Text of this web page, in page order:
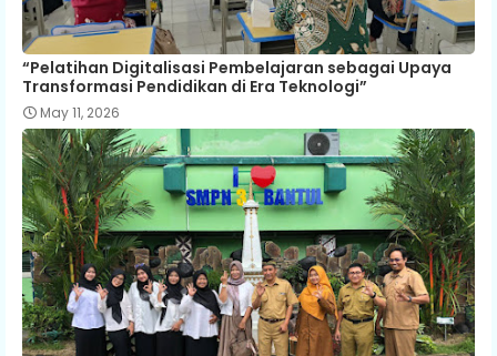
“Pelatihan Digitalisasi Pembelajaran sebagai Upaya
Transformasi Pendidikan di Era Teknologi”
May 11, 2026